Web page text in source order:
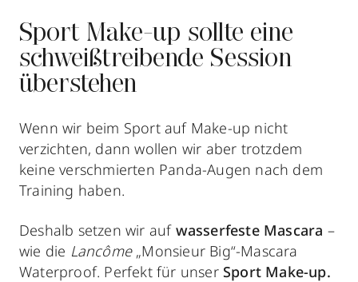
Sport Make-up sollte eine
schweißtreibende Session
überstehen
Wenn wir beim Sport auf Make-up nicht
verzichten, dann wollen wir aber trotzdem
keine verschmierten Panda-Augen nach dem
Training haben.
Deshalb setzen wir auf wasserfeste Mascara –
wie die Lancôme„Monsieur Big“-Mascara
Waterproof. Perfekt für unser Sport Make-up.